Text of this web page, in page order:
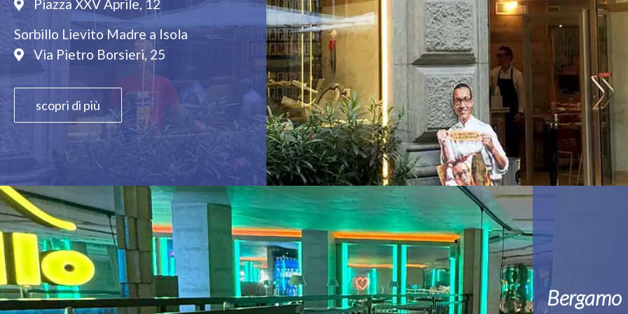
Piazza XXV Aprile, 12
Sorbillo Lievito Madre a Isola
Via Pietro Borsieri, 25
scopri di più
Bergamo